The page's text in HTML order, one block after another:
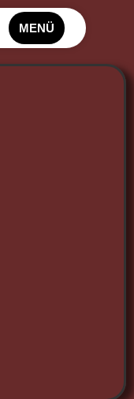
MENÜ